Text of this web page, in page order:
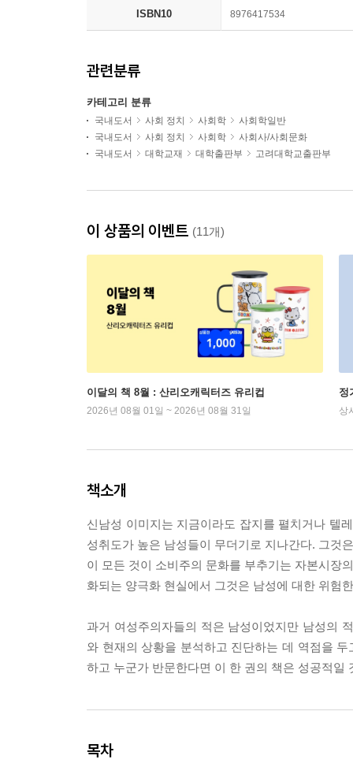
ISBN10 8976417534
관련분류
카테고리 분류
국내도서 사회 정치 사회학
사회학일반
국내도서
사회 정치 사회학
사회사/사회문화
국내도서
대학교재 대학출판부 고려대학교출판부
이 상품의 이벤트 (11개)
이달의 책 8월 : 산리오캐릭터즈 유리컵
2026년 08월 01일 ~ 2026년 08월 31일
정
상
책소개
신남성 이미지는 지금이라도 잡지를 펼치거나 텔
성취도가 높은 남성들이 무더기로 지나간다. 그것
이 모든 것이 소비주의 문화를 부추기는 자본시장
화되는 양극화 현실에서 그것은 남성에 대한 위험
과거 여성주의자들의 적은 남성이었지만 남성의
와 현재의 상황을 분석하고 진단하는 데 역점을
하고 누군가 반문한다면 이 한 권의 책은 성공적일
목차